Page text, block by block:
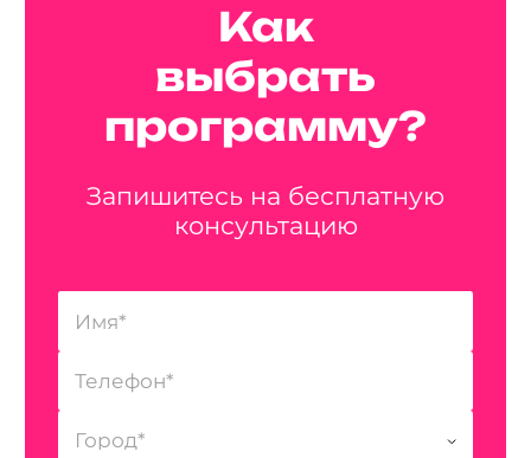
Как
выбрать
программу?
Запишитесь на бесплатную
консультацию